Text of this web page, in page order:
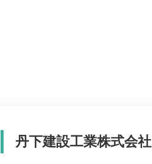
丹下建設工業株式会社